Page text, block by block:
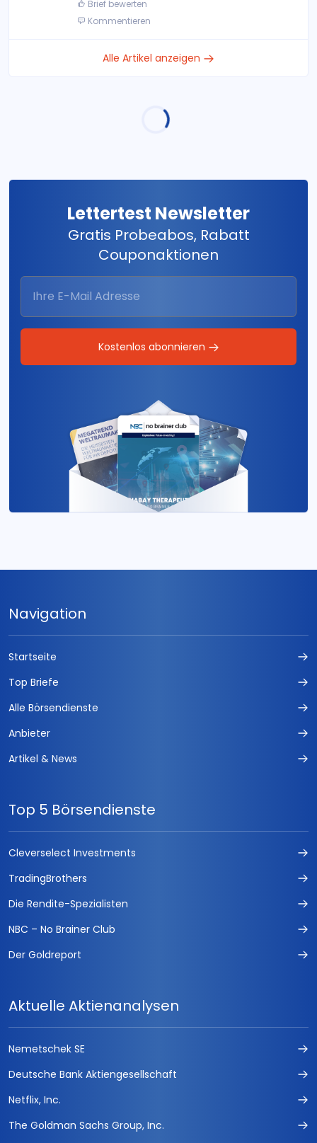
Brief bewerten
Kommentieren
Alle Artikel anzeigen
Lettertest Newsletter
Gratis Probeabos, Rabatt
Couponaktionen
Kostenlos abonnieren
Navigation
Startseite
Top Briefe
Alle Börsendienste
Anbieter
Artikel & News
Top 5 Börsendienste
Cleverselect Investments
TradingBrothers
Die Rendite-Spezialisten
NBC – No Brainer Club
Der Goldreport
Aktuelle Aktienanalysen
Nemetschek SE
Deutsche Bank Aktiengesellschaft
Netflix, Inc.
The Goldman Sachs Group, Inc.